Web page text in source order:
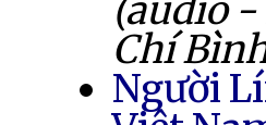
(audio
Chí
Người